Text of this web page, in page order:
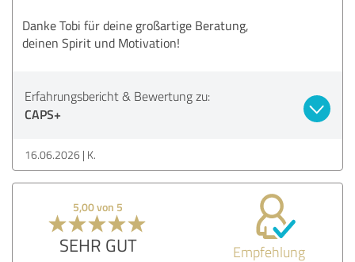
Danke Tobi für deine großartige Beratung,
deinen Spirit und Motivation!
Erfahrungsbericht & Bewertung zu:
CAPS+
16.06.2026 K.
5,00 von 5
SEHR GUT Empfehlung